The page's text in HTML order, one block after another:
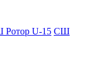
U-15 СШ